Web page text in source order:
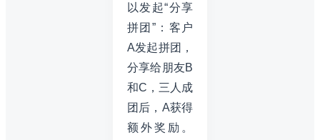
以发起“分享
拼团”：客户
A发起拼团，
分享给朋友B
和C，三人成
团后，A获得
额外奖励。